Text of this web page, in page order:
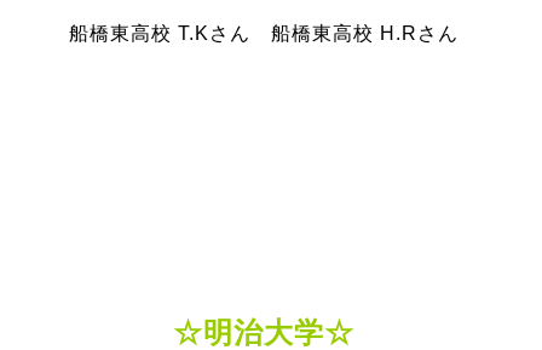
船橋東高校 T.Kさん 船橋東高校 H.Rさん
☆明治大学☆